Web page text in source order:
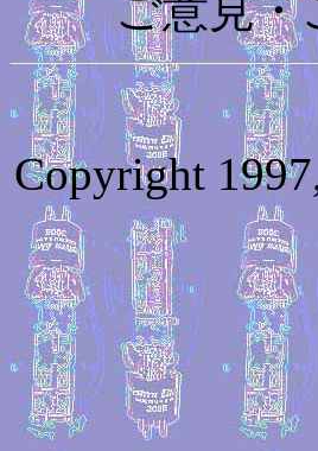
Copyright